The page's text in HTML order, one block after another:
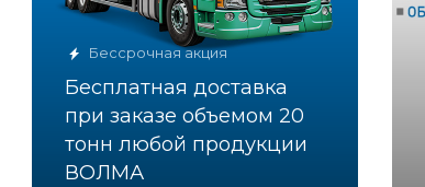
Бессрочная акция
Бесплатная доставка
при заказе объемом 20
тонн любой продукции
ВОЛМА